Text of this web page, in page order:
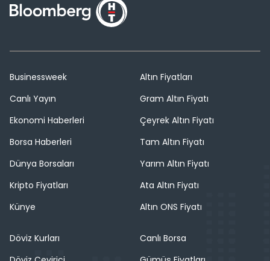
Businessweek
Canlı Yayın
Ekonomi Haberleri
Borsa Haberleri
Dünya Borsaları
Kripto Fiyatları
Künye
Altın Fiyatları
Gram Altın Fiyatı
Çeyrek Altın Fiyatı
Tam Altın Fiyatı
Yarım Altın Fiyatı
Ata Altın Fiyatı
Altın ONS Fiyatı
Döviz Kurları
Canlı Borsa